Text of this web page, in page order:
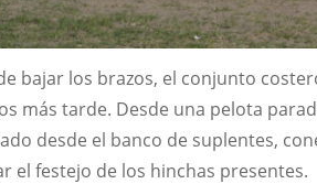
bajar los brazos, el conjunto
más tarde. Desde una pelota
desde el banco de suplentes,
el festejo de los hinchas presentes.